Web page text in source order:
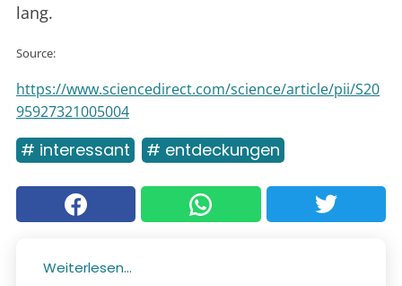
lang.
Source:
https://www.sciencedirect.com/science/article/pii/S20
95927321005004
# interessant # entdeckungen
Weiterlesen...